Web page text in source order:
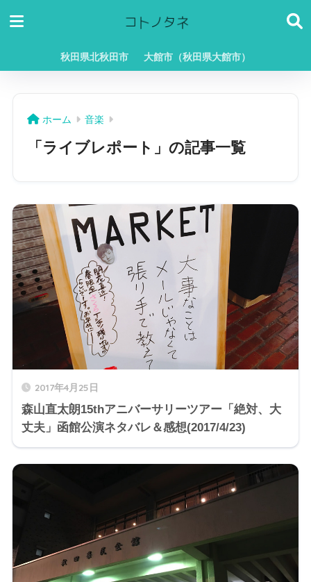
秋田県北秋田市 大館市（秋田県大館市）
ホーム 音楽
「ライブレポート」の記事一覧
2017年4月25日
森山直太朗15thアニバーサリーツアー「絶対、大
丈夫」函館公演ネタバレ＆感想(2017/4/23)